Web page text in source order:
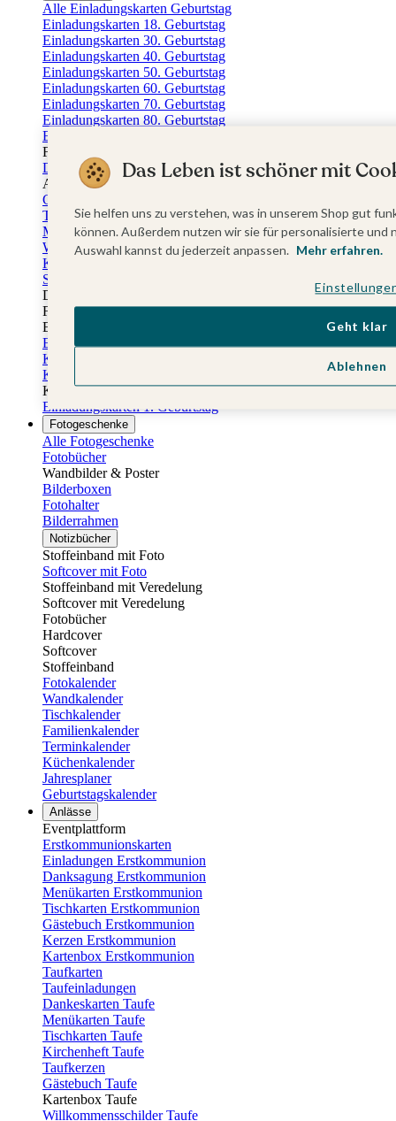
Alle Einladungskarten Geburtstag
Einladungskarten 18. Geburtstag
Einladungskarten 30. Geburtstag
Einladungskarten 40. Geburtstag
Einladungskarten 50. Geburtstag
Einladungskarten 60. Geburtstag
Einladungskarten 70. Geburtstag
Einladungskarten 80. Geburtstag
Einladungskarten 90. Geburtstag
Für jedes Alter
Doppelgeburtstag Einladungen
Alle Geburtstagsextras
Gästebücher Geburtstag
Tischkarten Geburtstag
Menükarten Geburtstag
Weinetiketten Geburtstag
Kartenbox Geburtstag
Save the Date Karten
Dankeskarten Geburtstag
Fotobuch Geburtstag
Eventplattform
Einladungskarten Kindergeburtstag
Kindergeburtstag Jungen
Kindergeburtstag Mädchen
Kindergeburtstag Unisex
Einladungskarten 1. Geburtstag
Fotogeschenke
Alle Fotogeschenke
Fotobücher
Wandbilder & Poster
Bilderboxen
Fotohalter
Bilderrahmen
Notizbücher
Stoffeinband mit Foto
Softcover mit Foto
Stoffeinband mit Veredelung
Softcover mit Veredelung
Fotobücher
Hardcover
Softcover
Stoffeinband
Fotokalender
Wandkalender
Tischkalender
Familienkalender
Terminkalender
Küchenkalender
Jahresplaner
Geburtstagskalender
Anlässe
Eventplattform
Erstkommunionskarten
Einladungen Erstkommunion
Danksagung Erstkommunion
Menükarten Erstkommunion
Tischkarten Erstkommunion
Gästebuch Erstkommunion
Kerzen Erstkommunion
Kartenbox Erstkommunion
Taufkarten
Taufeinladungen
Dankeskarten Taufe
Menükarten Taufe
Tischkarten Taufe
Kirchenheft Taufe
Taufkerzen
Gästebuch Taufe
Kartenbox Taufe
Willkommensschilder Taufe
Das Leben ist schöner mit
Sie helfen uns zu verstehen, was in unserem Shop gut
können. Außerdem nutzen wir sie für personalisierte
Auswahl kannst du jederzeit anpassen. Mehr erfahren.
Ablehnen
Geht klar